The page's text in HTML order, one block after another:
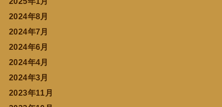
2024年8月
2024年7月
2024年6月
2024年4月
2024年3月
2023年11月